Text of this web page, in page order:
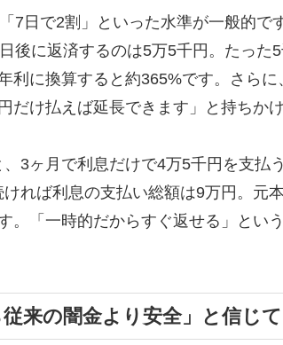
7日で2割」といった水準が一般的で
後に返済するのは5万5千円。たった
利に換算すると約365%です。さら
だけ払えば延長できます」と持ちかけ
3ヶ月で利息だけで4万5千円を支払
れば利息の支払い総額は9万円。元
。「一時的だからすぐ返せる」とい
来の闇金より安全」と信じ